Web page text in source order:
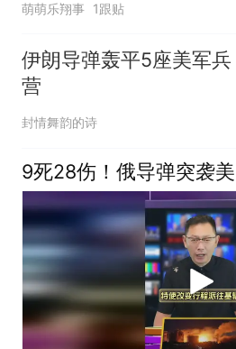
萌萌乐翔事 1跟贴
伊朗导弹轰平5座美军兵
营
封情舞韵的诗
9死28伤！俄导弹突袭美